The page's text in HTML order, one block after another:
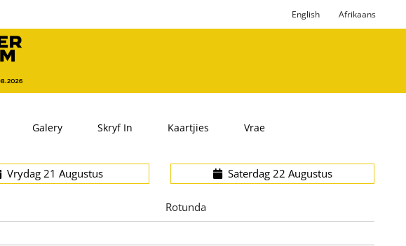
English Afrikaans
Galery Skryf In Kaartjies Vrae
Vrydag 21 Augustus Saterdag 22 Augustus
Rotunda